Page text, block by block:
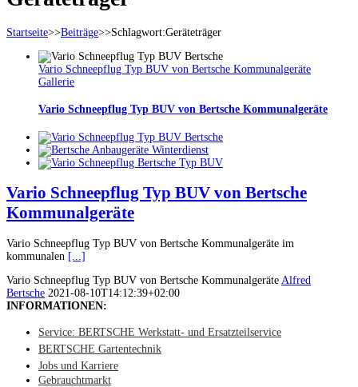
Startseite>>Beiträge>>Schlagwort:Geräteträger
Vario Schneepflug Typ BUV von Bertsche Kommunalgeräte
Gallerie
Vario Schneepflug Typ BUV von Bertsche Kommunalgeräte
Vario Schneepflug Typ BUV von Bertsche
Kommunalgeräte
Vario Schneepflug Typ BUV von Bertsche Kommunalgeräte im
kommunalen [...]
Vario Schneepflug Typ BUV von Bertsche Kommunalgeräte Alfred
Bertsche 2021-08-10T14:12:39+02:00
INFORMATIONEN:
Service: BERTSCHE Werkstatt- und Ersatzteilservice
BERTSCHE Gartentechnik
Jobs und Karriere
Gebrauchtmarkt